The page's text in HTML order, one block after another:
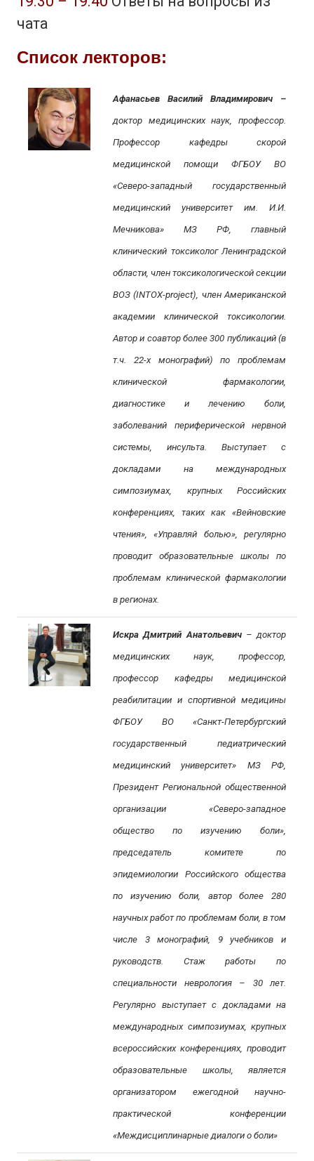
чата
Список лекторов:
Афанасьев Василий Владимирович –
доктор медицинских наук, профессор.
Профессор кафедры скорой
медицинской помощи ФГБОУ ВО
«Северо-западный государственный
медицинский университет им. И.И.
Мечникова» МЗ РФ, главный
клинический токсиколог Ленинградской
области, член токсикологической секции
ВОЗ (INTOX-project), член Американской
академии клинической токсикологии.
Автор и соавтор более 300 публикаций (в
т.ч. 22-х монографий) по проблемам
клинической фармакологии,
диагностике и лечению боли,
заболеваний периферической нервной
системы, инсульта. Выступает с
докладами на международных
симпозиумах, крупных Российских
конференциях, таких как «Вейновские
чтения», «Управляй болью», регулярно
проводит образовательные школы по
проблемам клинической фармакологии
в регионах.
Искра Дмитрий Анатольевич– доктор
медицинских наук, профессор,
профессор кафедры медицинской
реабилитации и спортивной медицины
ФГБОУ ВО «Санкт-Петербургский
государственный педиатрический
медицинский университет» МЗ РФ,
Президент Региональной общественной
организации «Северо-западное
общество по изучению боли»,
председатель комитете по
эпидемиологии Российского общества
по изучению боли, автор более 280
научных работ по проблемам боли, в том
числе 3 монографий, 9 учебников и
руководств. Стаж работы по
специальности неврология – 30 лет.
Регулярно выступает с докладами на
международных симпозиумах, крупных
всероссийских конференциях, проводит
образовательные школы, является
организатором ежегодной научно-
практической конференции
«Междисциплинарные диалоги о боли»